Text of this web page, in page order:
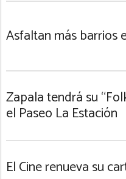
Asfaltan más barrios
Zapala tendrá su
el Paseo La Estación
El Cine renueva su